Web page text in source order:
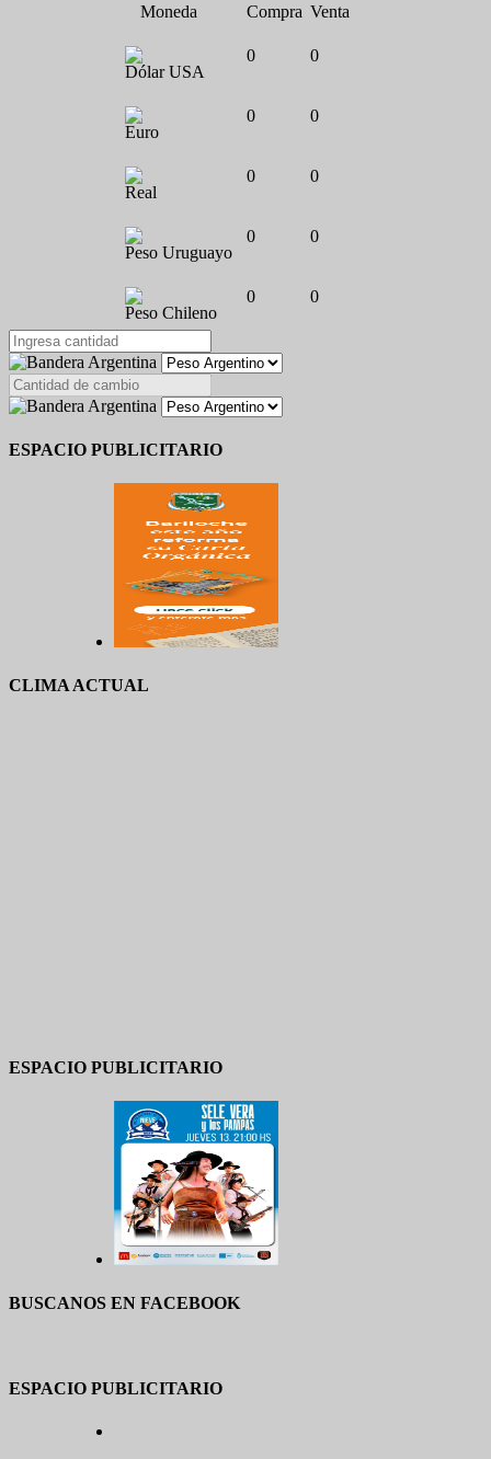
Moneda Compra Venta
Dólar USA
0 0
Euro
0 0
Real
0 0
Peso Uruguayo
0 0
Peso Chileno
0 0
ESPACIO PUBLICITARIO
CLIMA ACTUAL
ESPACIO PUBLICITARIO
BUSCANOS EN FACEBOOK
ESPACIO PUBLICITARIO